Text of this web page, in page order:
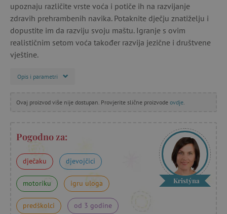
upoznaju različite vrste voća i potiče ih na razvijanje
zdravih prehrambenih navika. Potaknite dječju znatiželju i
dopustite im da razviju svoju maštu. Igranje s ovim
realističnim setom voća također razvija jezične i društvene
vještine.
Opis i parametri
Ovaj proizvod više nije dostupan. Provjerite slične proizvode ovdje
Pogodno za:
dječaku djevojčici
motoriku igru uloga
predškolci od 3 godine
Kristýna